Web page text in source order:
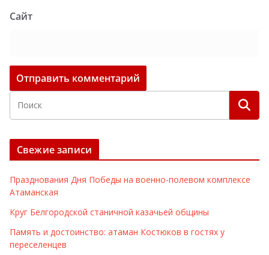
Сайт
Свежие записи
Празднования Дня Победы на военно-полевом комплексе
Атаманская
Круг Белгородской станичной казачьей общины
Память и достоинство: атаман Костюков в гостях у
переселенцев